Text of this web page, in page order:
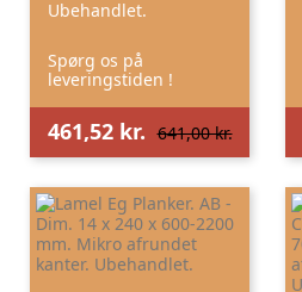
Ubehandlet.
Spørg os på
leveringstiden !
461,52 kr. 641,00 kr.